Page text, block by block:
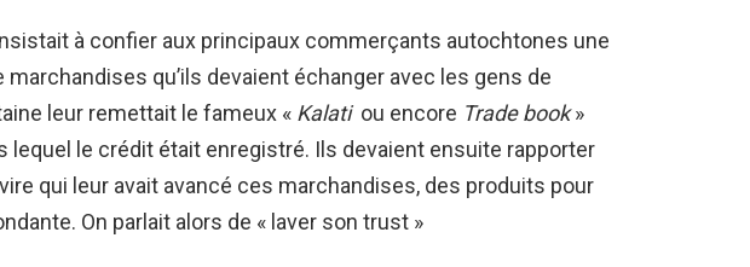
à confier aux principaux commerçants autochtones une
qu’ils devaient échanger avec les gens de
leur remettait le fameux « Kalatiou encore Trade book»
lequel le crédit était enregistré. Ils devaient ensuite rapporter
qui leur avait avancé ces marchandises, des produits pour
On parlait alors de « laver son trust »